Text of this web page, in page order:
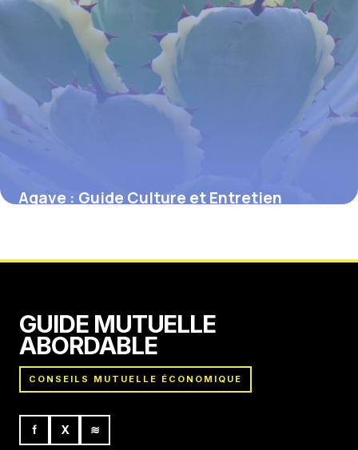
Agave : Guide Culture et Entretien
GUIDE MUTUELLE
ABORDABLE
CONSEILS MUTUELLE ÉCONOMIQUE
f X ≋